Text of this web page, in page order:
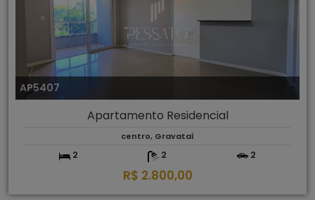
AP5407
Apartamento Residencial
centro, Gravataí
2 2 2
R$ 2.800,00